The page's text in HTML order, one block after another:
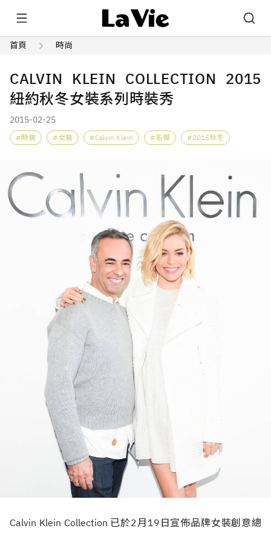
首頁 時尚
CALVIN KLEIN COLLECTION 2015
紐約秋冬女裝系列時裝秀
2015-02-25
時裝 女裝 Calvin Klein 名模 2015秋冬
Calvin Klein Collection 已於2月19日宣佈品牌女裝創意總